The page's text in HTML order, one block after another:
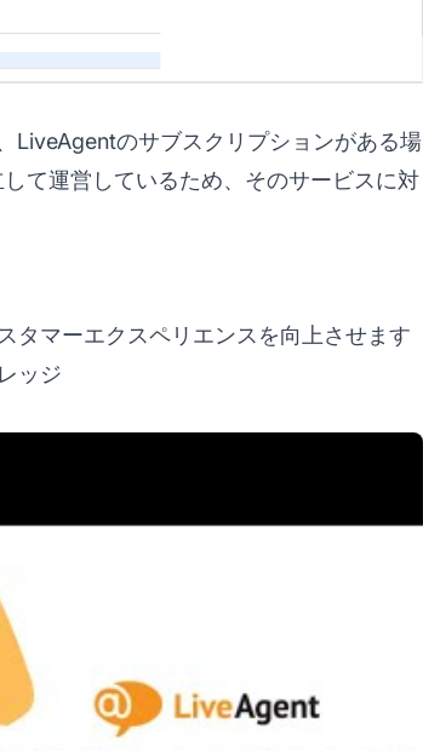
LiveAgentのサブスクリプションがある場
て運営しているため、そのサービスに対
タマーエクスペリエンスを向上させます
ッジ